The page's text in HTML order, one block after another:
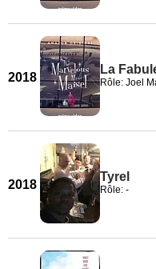
2018
La
Rôle: Joel
2018
Tyrel
Rôle: -